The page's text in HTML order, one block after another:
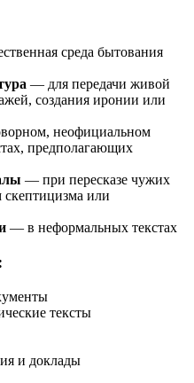
среда бытования
— для передачи живой
создания иронии или
неофициальном
предполагающих
— при пересказе чужих
скептицизма или
— в неформальных текстах
тексты
и доклады